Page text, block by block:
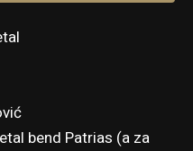
bend Patrias (a za